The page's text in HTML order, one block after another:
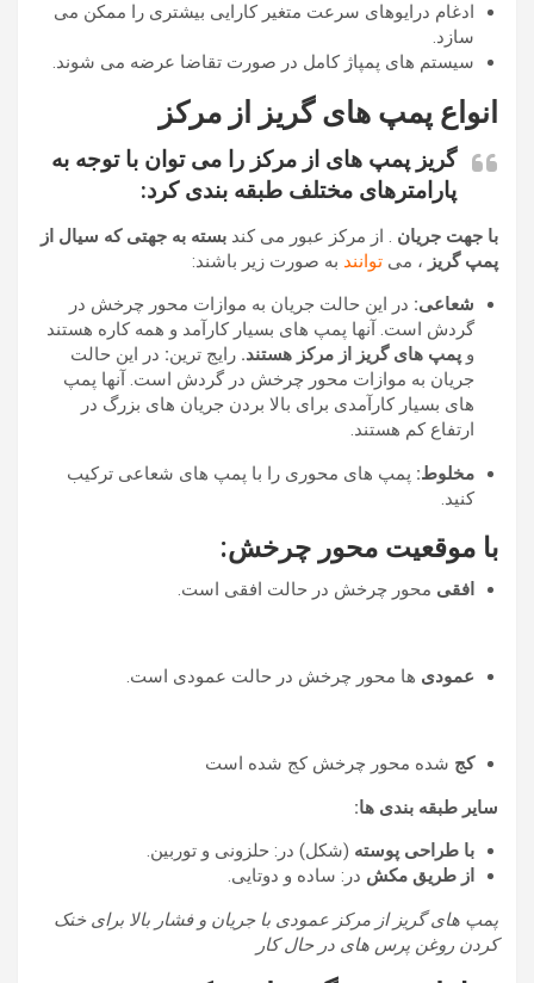
ادغام درایوهای سرعت متغیر کارایی بیشتری را ممکن می
سازد.
سیستم های پمپاژ کامل در صورت تقاضا عرضه می شوند.
انواع پمپ های گریز از مرکز
گریز پمپ های از مرکز را می توان با توجه به
پارامترهای مختلف طبقه بندی کرد:
با جهت جریان . از مرکز عبور می کند بسته به جهتی که سیال از
پمپ گریز ، می توانند به صورت زیر باشند:
شعاعی: در این حالت جریان به موازات محور چرخش در
گردش است. آنها پمپ های بسیار کارآمد و همه کاره هستند
و پمپ های گریز از مرکز هستند. رایج ترین: در این حالت
جریان به موازات محور چرخش در گردش است. آنها پمپ
های بسیار کارآمدی برای بالا بردن جریان های بزرگ در
ارتفاع کم هستند.
مخلوط: پمپ های محوری را با پمپ های شعاعی ترکیب
کنید.
با موقعیت محور چرخش:
افقی محور چرخش در حالت افقی است.
عمودی ها محور چرخش در حالت عمودی است.
کج شده محور چرخش کج شده است
سایر طبقه بندی ها:
با طراحی پوسته (شکل) در: حلزونی و توربین.
از طریق مکش در: ساده و دوتایی.
پمپ های گریز از مرکز عمودی با جریان و فشار بالا برای خنک
کردن روغن پرس های در حال کار